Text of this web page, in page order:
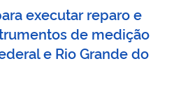
executar reparo e
de medição
e Rio Grande do